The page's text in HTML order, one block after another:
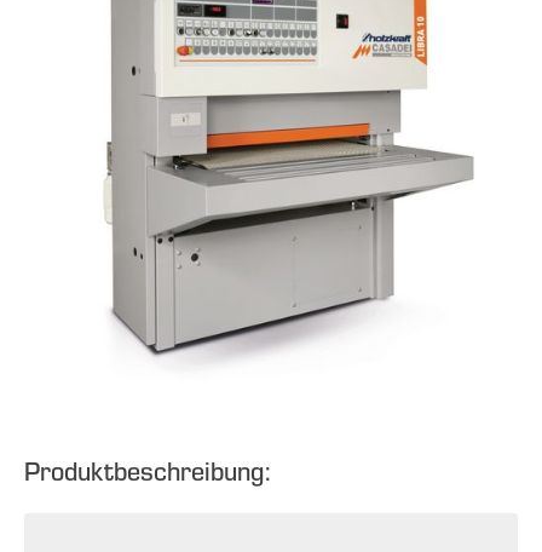
Produktbeschreibung: